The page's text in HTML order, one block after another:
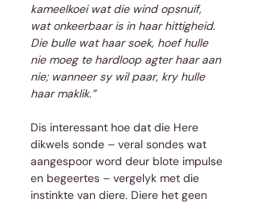
kameelkoei wat die wind opsnuif,
wat onkeerbaar is in haar hittigheid.
Die bulle wat haar soek, hoef hulle
nie moeg te hardloop agter haar aan
nie; wanneer sy wil paar, kry hulle
haar maklik.”
Dis interessant hoe dat die Here
dikwels sonde – veral sondes wat
aangespoor word deur blote impulse
en begeertes – vergelyk met die
instinkte van diere. Diere het geen